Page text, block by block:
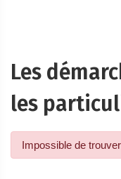
Les
les
Impossible de